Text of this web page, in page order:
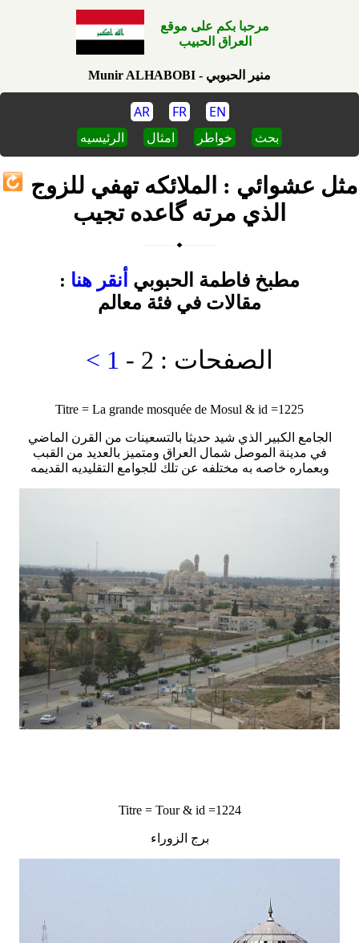
مرحبا بكم على موقع
العراق الحبيب
Munir ALHABOBI - منير الحبوبي
AR FR
EN
الرئيسيه
امثال خواطر بحث
مثل عشوائي : الملائكه تهفي للزوج
الذي مرته گاعده تجيب
: مطبخ فاطمة الحبوبي أنقر هنا
مقالات في فئة معالم
< 1 - 2 : الصفحات
Titre = La grande mosquée de Mosul & id =1225
الجامع الكبير الذي شيد حديثا بالتسعينات من القرن الماضي
في مدينة الموصل شمال العراق ومتميز بالعديد من القبب
وبعماره خاصه به مختلفه عن تلك للجوامع التقليديه القديمه
Titre = Tour & id =1224
برج الزوراء